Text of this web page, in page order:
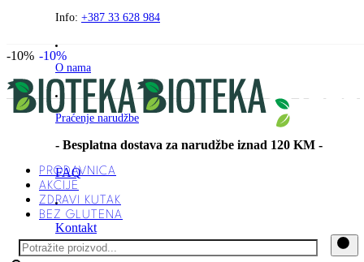
PreskočiteInfo: +387 33 628 984
O nama
Praćenje narudžbe
- Besplatna dostava za narudžbe iznad 120 KM -
FAQ
Kontakt
PRODAVNICA
AKCIJE
ZDRAVI KUTAK
BEZ GLUTENA
-10% -10%